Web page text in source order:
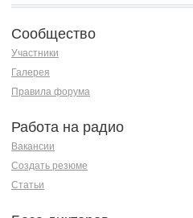
Сообщество
Участники
Галерея
Правила форума
Работа на радио
Вакансии
Создать резюме
Статьи